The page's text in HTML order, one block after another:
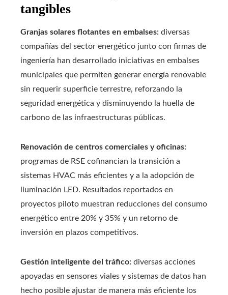
tangibles
Granjas solares flotantes en embalses: diversas
compañías del sector energético junto con firmas de
ingeniería han desarrollado iniciativas en embalses
municipales que permiten generar energía renovable
sin requerir superficie terrestre, reforzando la
seguridad energética y disminuyendo la huella de
carbono de las infraestructuras públicas.
Renovación de centros comerciales y oficinas:
programas de RSE cofinancian la transición a
sistemas HVAC más eficientes y a la adopción de
iluminación LED. Resultados reportados en
proyectos piloto muestran reducciones del consumo
energético entre 20% y 35% y un retorno de
inversión en plazos competitivos.
Gestión inteligente del tráfico: diversas acciones
apoyadas en sensores viales y sistemas de datos han
hecho posible ajustar de manera más eficiente los